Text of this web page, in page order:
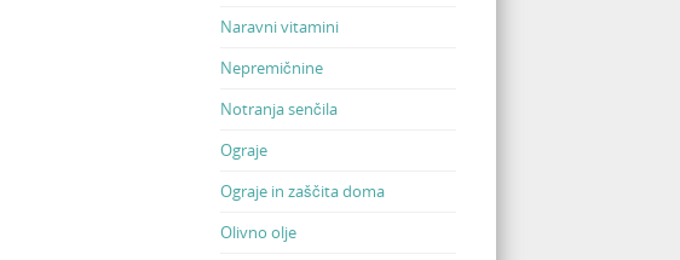
Naravni vitamini
Nepremičnine
Notranja senčila
Ograje
Ograje in zaščita doma
Olivno olje